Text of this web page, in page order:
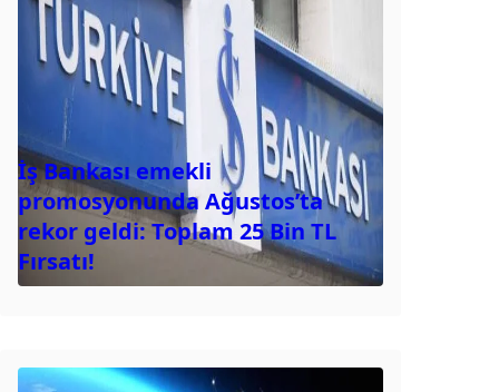
İş Bankası emekli
promosyonunda Ağustos’ta
rekor geldi: Toplam 25 Bin TL
Fırsatı!